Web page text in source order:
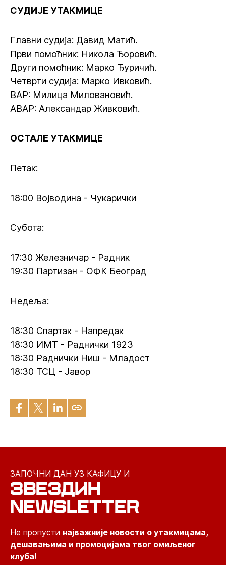
СУДИЈЕ УТАКМИЦЕ
Главни судија: Давид Матић.
Први помоћник: Никола Ђоровић.
Други помоћник: Марко Ђуричић.
Четврти судија: Марко Ивковић.
ВАР: Милица Миловановић.
АВАР: Александар Живковић.
ОСТАЛЕ УТАКМИЦЕ
Петак:
18:00 Војводина - Чукарички
Субота:
17:30 Железничар - Радник
19:30 Партизан - ОФК Београд
Недеља:
18:30 Спартак - Напредак
18:30 ИМТ - Раднички 1923
18:30 Раднички Ниш - Младост
18:30 ТСЦ - Јавор
ЗАПОЧНИ ДАН УЗ КАФИЦУ И
ЗВЕЗДИН
NEWSLETTER
Не пропусти најважније новости о утакмицама,
дешавањима и промоцијама твог омиљеног
клуба!